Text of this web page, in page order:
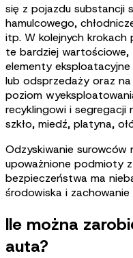
się z pojazdu substancji
hamulcowego,
itp. W kolejnych
te bardziej
elementy
lub odsprzedaży oraz
poziom
recyklingowi i segregacji
szkło, miedź, platyna,
Odzyskiwanie
upoważnione podmioty
bezpieczeństwa ma
środowiska i
Ile można
auta?